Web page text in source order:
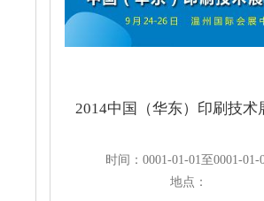
2014中国（华东）印刷技术
时间：0001-01-01至0001-01-
地点：